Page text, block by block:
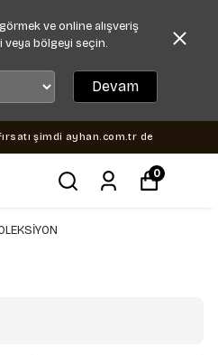
ve online alışveriş
veya bölgeyi seçin.
Devam
şimdi ayhan.com.tr de
0